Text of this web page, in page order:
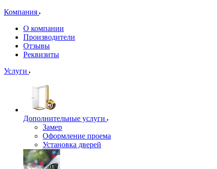
Компания
О компании
Производители
Отзывы
Реквизиты
Услуги
Дополнительные услуги
Замер
Оформление проема
Установка дверей